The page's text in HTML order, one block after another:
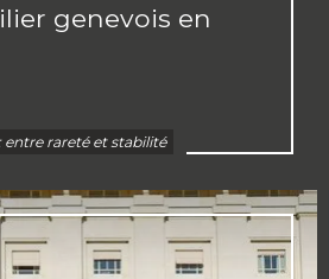
genevois en
entre rareté et stabilité